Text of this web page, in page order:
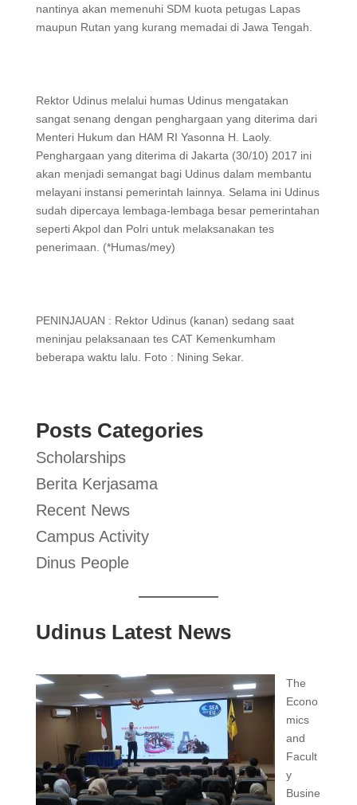
nantinya akan memenuhi SDM kuota petugas Lapas
maupun Rutan yang kurang memadai di Jawa Tengah.
Rektor Udinus melalui humas Udinus mengatakan
sangat senang dengan penghargaan yang diterima dari
Menteri Hukum dan HAM RI Yasonna H. Laoly.
Penghargaan yang diterima di Jakarta (30/10) 2017 ini
akan menjadi semangat bagi Udinus dalam membantu
melayani instansi pemerintah lainnya. Selama ini Udinus
sudah dipercaya lembaga-lembaga besar pemerintahan
seperti Akpol dan Polri untuk melaksanakan tes
penerimaan. (*Humas/mey)
PENINJAUAN : Rektor Udinus (kanan) sedang saat
meninjau pelaksanaan tes CAT Kemenkumham
beberapa waktu lalu. Foto : Nining Sekar.
Posts Categories
Scholarships
Berita Kerjasama
Recent News
Campus Activity
Dinus People
Udinus Latest News
The
Econo
mics
and
Facult
y
Busine